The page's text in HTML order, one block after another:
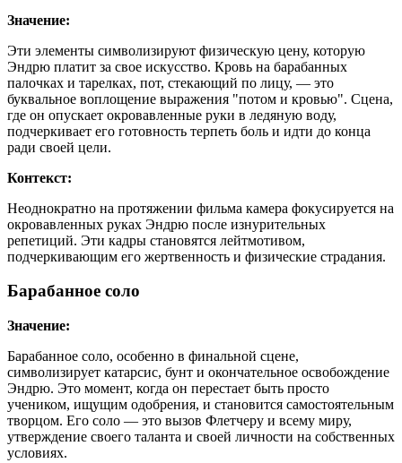
Значение:
Эти элементы символизируют физическую цену, которую
Эндрю платит за свое искусство. Кровь на барабанных
палочках и тарелках, пот, стекающий по лицу, — это
буквальное воплощение выражения "потом и кровью". Сцена,
где он опускает окровавленные руки в ледяную воду,
подчеркивает его готовность терпеть боль и идти до конца
ради своей цели.
Контекст:
Неоднократно на протяжении фильма камера фокусируется на
окровавленных руках Эндрю после изнурительных
репетиций. Эти кадры становятся лейтмотивом,
подчеркивающим его жертвенность и физические страдания.
Барабанное соло
Значение:
Барабанное соло, особенно в финальной сцене,
символизирует катарсис, бунт и окончательное освобождение
Эндрю. Это момент, когда он перестает быть просто
учеником, ищущим одобрения, и становится самостоятельным
творцом. Его соло — это вызов Флетчеру и всему миру,
утверждение своего таланта и своей личности на собственных
условиях.